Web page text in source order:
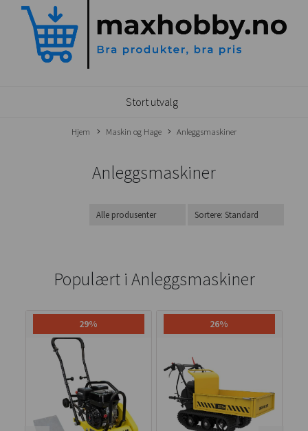
Stort utvalg
Hjem Maskin og Hage Anleggsmaskiner
Anleggsmaskiner
Populært i Anleggsmaskiner
29% 26%